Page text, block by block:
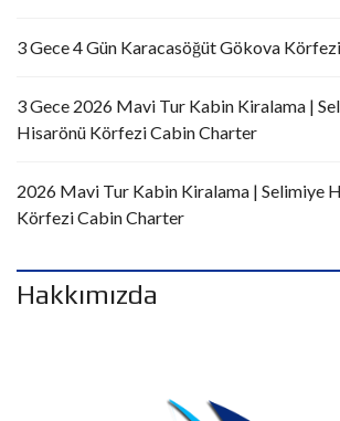
3 Gece 4 Gün Karacasöğüt Gökova Körfezi
3 Gece 2026 Mavi Tur Kabin Kiralama |
Hisarönü Körfezi Cabin Charter
2026 Mavi Tur Kabin Kiralama | Selimiye
Körfezi Cabin Charter
Hakkımızda